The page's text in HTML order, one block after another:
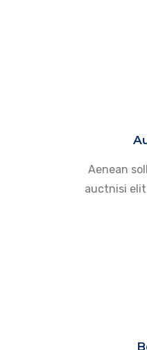
Aenean
auctnisi elit